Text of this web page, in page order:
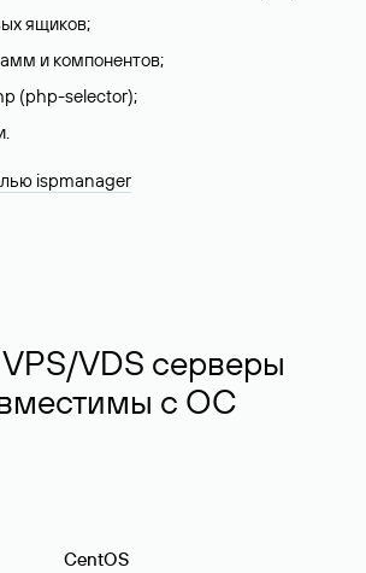
ящиков;
и компонентов;
(php-selector);
ispmanager
VDS серверы
с ОС
CentOS